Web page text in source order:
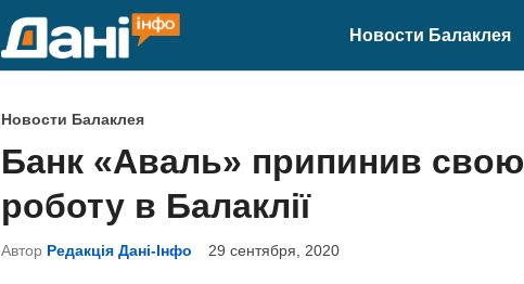
Новости Балаклея
О
п
у
б
Новости Балаклея
Банк «Аваль» припинив свою
роботу в Балаклії
Автор Редакція Дані-Інфо 29 сентября, 2020